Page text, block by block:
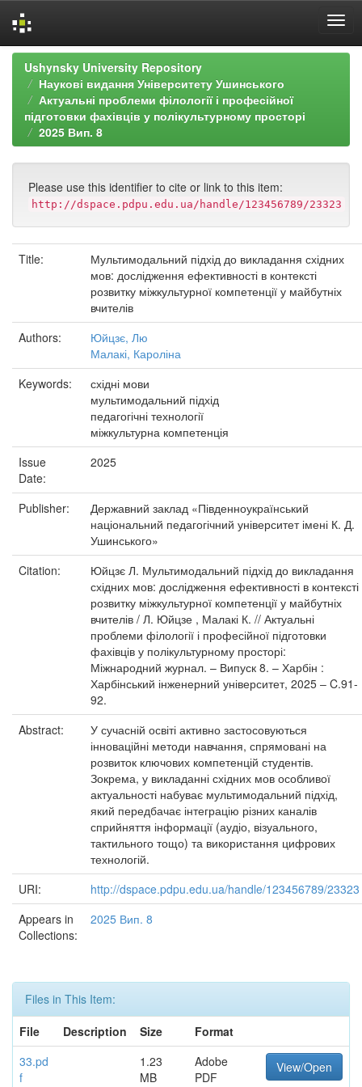
Skip
navigation
Ushynsky University Repository
Наукові видання Університету Ушинського
Актуальні проблеми філології і професійної
підготовки фахівців у полікультурному просторі
2025 Вип. 8
Please use this identifier to cite or link to this item:
http://dspace.pdpu.edu.ua/handle/123456789/23323
Title:
Мультимодальний підхід до викладання східних
мов: дослідження ефективності в контексті
розвитку міжкультурної компетенції у майбутніх
вчителів
Authors:
Юйцзє, Лю
Малакі, Кароліна
Keywords:
східні мови
мультимодальний підхід
педагогічні технології
міжкультурна компетенція
Issue
Date:
2025
Publisher:
Державний заклад «Південноукраїнський
національний педагогічний університет імені К. Д.
Ушинського»
Citation:
Юйцзє Л. Мультимодальний підхід до викладання
східних мов: дослідження ефективності в контексті
розвитку міжкультурної компетенції у майбутніх
вчителів / Л. Юйцзе , Малакі К. // Актуальні
проблеми філології і професійної підготовки
фахівців у полікультурному просторі:
Міжнародний журнал. – Випуск 8. – Харбін :
Харбінський інженерний університет, 2025 ‒ C.91-
92.
Abstract:
У сучасній освіті активно застосовуються
інноваційні методи навчання, спрямовані на
розвиток ключових компетенцій студентів.
Зокрема, у викладанні східних мов особливої
актуальності набуває мультимодальний підхід,
який передбачає інтеграцію різних каналів
сприйняття інформації (аудіо, візуального,
тактильного тощо) та використання цифрових
технологій.
URI:
http://dspace.pdpu.edu.ua/handle/123456789/23323
Appears in
Collections:
2025 Вип. 8
Files in This Item:
File
Description Size
Format
33.pd
f
1.23
MB
Adobe
PDF
View/Open